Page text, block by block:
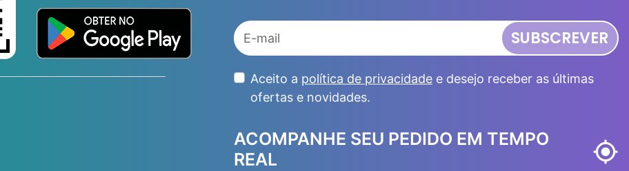
SUBSCREVER
Aceito a política de privacidade e desejo receber as últimas
ofertas e novidades.
ACOMPANHE SEU PEDIDO EM TEMPO
REAL
my_location